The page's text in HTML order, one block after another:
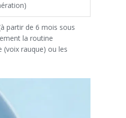
partir de 6 mois sous
la routine
(voix rauque) ou les